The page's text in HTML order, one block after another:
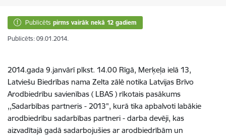
Publicēts pirms vairāk nekā 12 gadiem
Publicēts: 09.01.2014.
2014.gada 9.janvārī plkst. 14.00 Rīgā, Merķeļa ielā 13,
Latviešu Biedrības nama Zelta zālē notika Latvijas Brīvo
Arodbiedrību savienības ( LBAS ) rīkotais pasākums
,,Sadarbības partneris - 2013", kurā tika apbalvoti labākie
arodbiedrību sadarbības partneri - darba devēji, kas
aizvadītajā gadā sadarbojušies ar arodbiedrībām un